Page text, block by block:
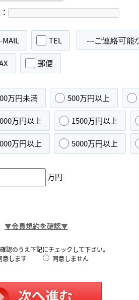
MAIL TEL
郵便
万円未満 500万円以上
万円以上 1500万円以上
万円以上 5000万円以上
万円
▼会員規約を確認▼
認のうえ下記にチェックして下さい。
意します
同意しません